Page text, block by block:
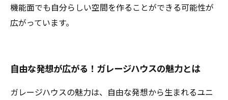
機能面でも自分らしい空間を作ることができる可能性が
広がっています。
自由な発想が広がる！ガレージハウスの魅力とは
ガレージハウスの魅力は、自由な発想から生まれるユニ